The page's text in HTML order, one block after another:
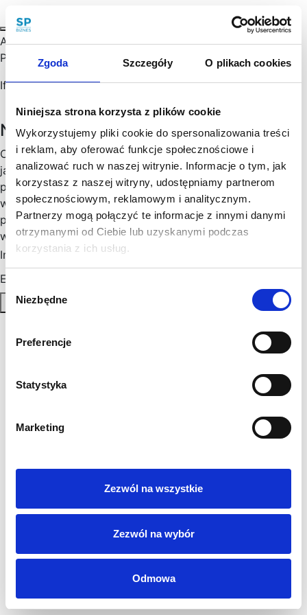
Zgoda Szczegóły O plikach cookies
Niniejsza strona korzysta z plików cookie
Wykorzystujemy pliki cookie do spersonalizowania treści
i reklam, aby oferować funkcje społecznościowe i
analizować ruch w naszej witrynie. Informacje o tym, jak
korzystasz z naszej witryny, udostępniamy partnerom
społecznościowym, reklamowym i analitycznym.
Partnerzy mogą połączyć te informacje z innymi danymi
otrzymanymi od Ciebie lub uzyskanymi podczas
korzystania z ich usług.
Wybór
zgody
Niezbędne
Preferencje
Statystyka
Marketing
Zezwól na wszystkie
Zezwól na wybór
Odmowa
Are you a foreigner planning to set up your business in
Poland?
If so, today’s post will be especially helpful to you.…
Newsletter
Chętny, chętna na więcej praktycznych porad prawnych
jak wesprzeć rozwój Twojego biznesu, zoptymalizować
podatki, zminimalizować formalności? Cenimy Twój czas:
wysyłamy konkrety, rzetelne informacje sprawdzone w
praktyce i ważne aktualizacje w prawie, które mogą mieć
wpływ na Twoj biznes. Skorzystaj!
Imię*
Email
Zapisz się
Regulamin
Sygnaliści
Kontakt